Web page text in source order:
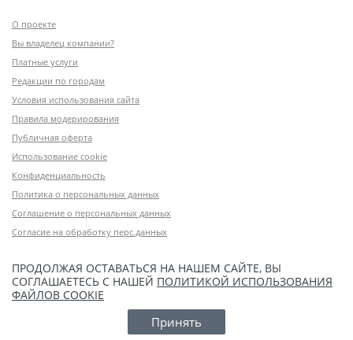
О проекте
Вы владелец компании?
Платные услуги
Редакции по городам
Условия использования сайта
Правила модерирования
Публичная оферта
Использование cookie
Конфиденциальность
Политика о персональных данных
Соглашение о персональных данных
Согласие на обработку перс.данных
ПРОДОЛЖАЯ ОСТАВАТЬСЯ НА НАШЕМ САЙТЕ, ВЫ
СОГЛАШАЕТЕСЬ С НАШЕЙ ПОЛИТИКОЙ ИСПОЛЬЗОВАНИЯ
ФАЙЛОВ COOKIE
Принять